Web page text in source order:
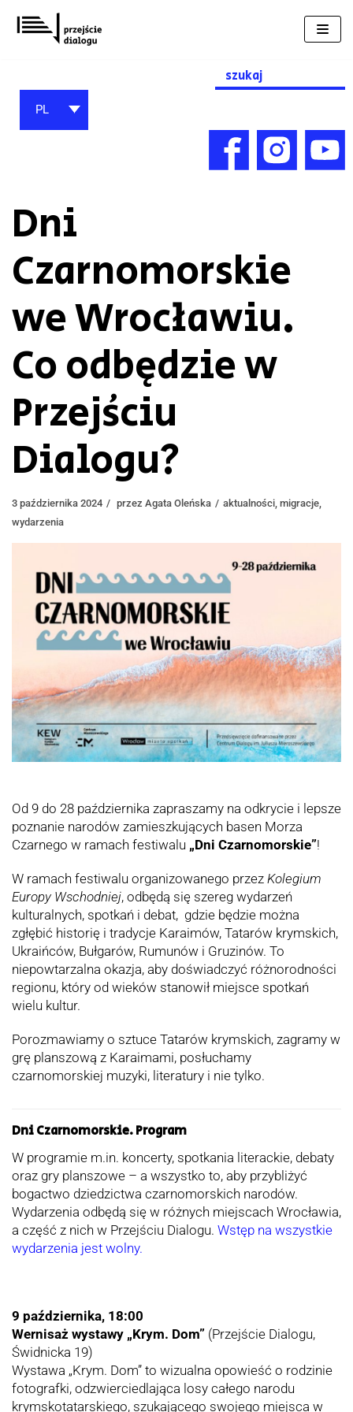
Przejdź
do
Search
for:
PL
Dni
Czarnomorskie
we Wrocławiu.
Co odbędzie w
Przejściu
Dialogu?
3 października 2024 przez Agata Oleńska aktualności migracje
wydarzenia
Od 9 do 28 października zapraszamy na odkrycie i lepsze
poznanie narodów zamieszkujących basen Morza
Czarnego w ramach festiwalu „Dni Czarnomorskie”!
W ramach festiwalu organizowanego przez Kolegium
Europy Wschodniej, odbędą się szereg wydarzeń
kulturalnych, spotkań i debat, gdzie będzie można
zgłębić historię i tradycje Karaimów, Tatarów krymskich,
Ukraińców, Bułgarów, Rumunów i Gruzinów. To
niepowtarzalna okazja, aby doświadczyć różnorodności
regionu, który od wieków stanowił miejsce spotkań
wielu kultur.
Porozmawiamy o sztuce Tatarów krymskich, zagramy w
grę planszową z Karaimami, posłuchamy
czarnomorskiej muzyki, literatury i nie tylko.
Dni Czarnomorskie. Program
W programie m.in. koncerty, spotkania literackie, debaty
oraz gry planszowe – a wszystko to, aby przybliżyć
bogactwo dziedzictwa czarnomorskich narodów.
Wydarzenia odbędą się w różnych miejscach Wrocławia,
a część z nich w Przejściu Dialogu. Wstęp na wszystkie
wydarzenia jest wolny.
9 października, 18:00
Wernisaż wystawy „Krym. Dom” (Przejście Dialogu,
Świdnicka 19)
Wystawa „Krym. Dom” to wizualna opowieść o rodzinie
fotografki, odzwierciedlająca losy całego narodu
krymskotatarskiego, szukającego swojego miejsca w